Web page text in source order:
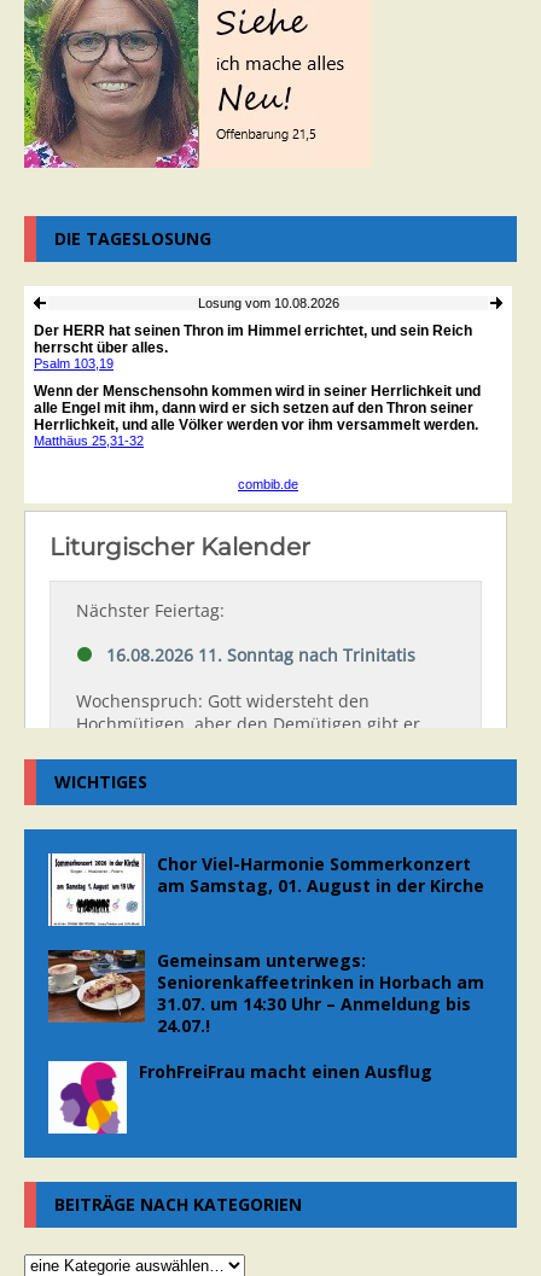
DIE TAGESLOSUNG
WICHTIGES
Chor Viel-Harmonie Sommerkonzert
am Samstag, 01. August in der Kirche
Gemeinsam unterwegs:
Seniorenkaffeetrinken in Horbach am
31.07. um 14:30 Uhr – Anmeldung bis
24.07.!
FrohFreiFrau macht einen Ausflug
BEITRÄGE NACH KATEGORIEN